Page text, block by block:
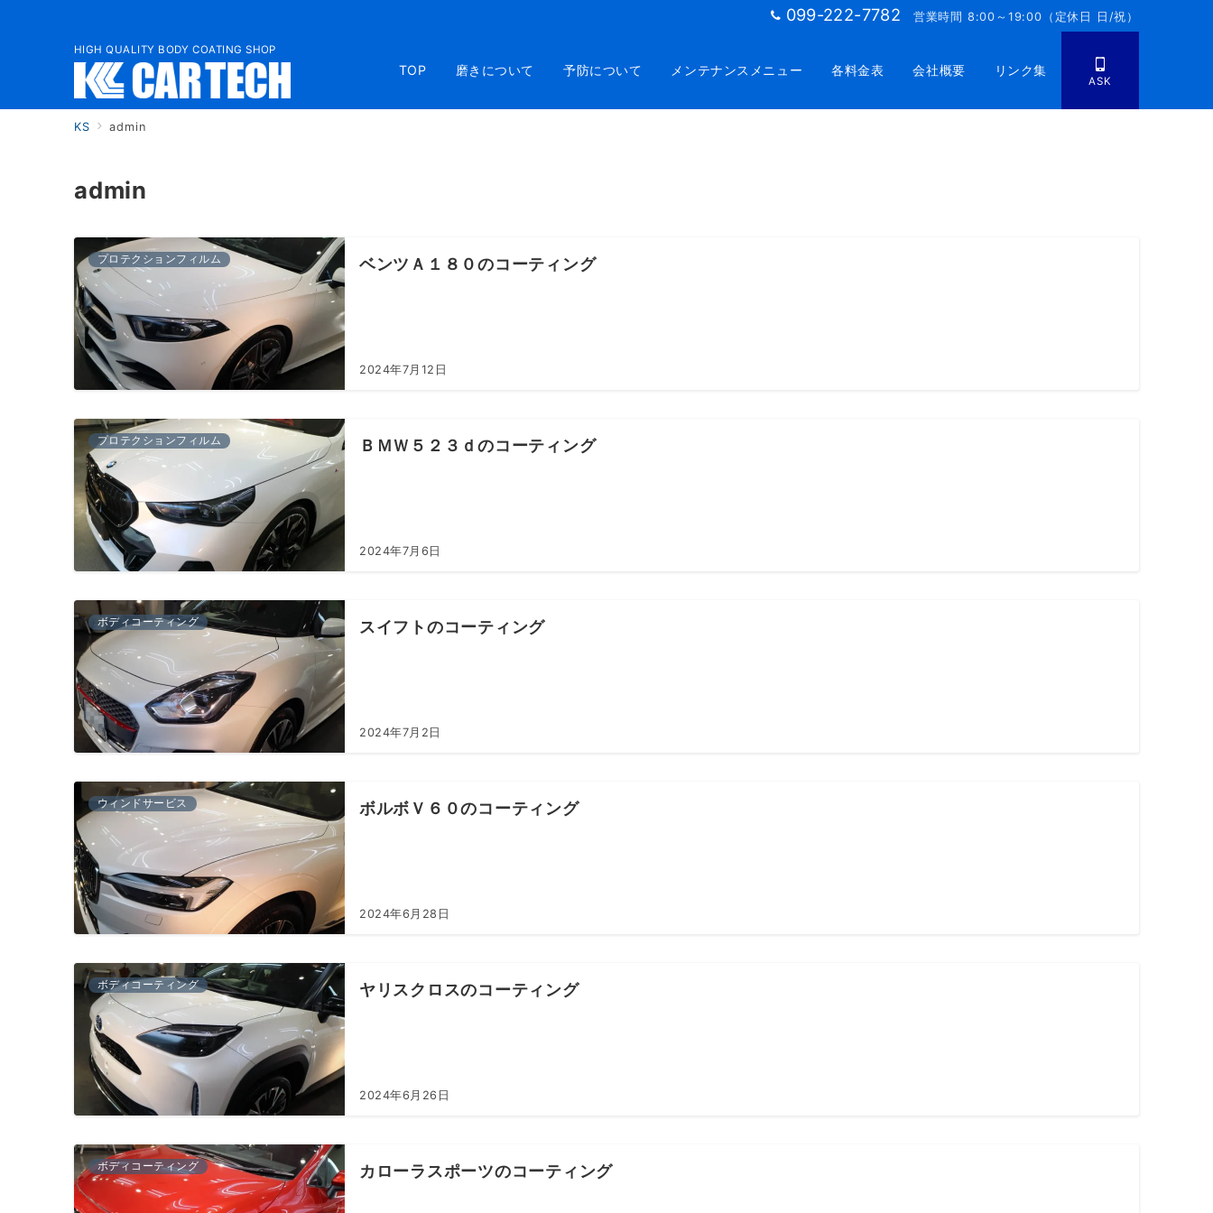
099-222-7782 営業時間 8:00～19:00（定休日 日/祝）
HIGH QUALITY BODY COATING SHOP
TOP 磨きについて 予防について メンテナンスメニュー 各料金表 会社概要 リンク集
ASK
KS admin
admin
プロテクションフィルム ベンツＡ１８０のコーティング
2024年7月12日
プロテクションフィルム ＢＭＷ５２３ｄのコーティング
2024年7月6日
ボディコーティング スイフトのコーティング
2024年7月2日
ウィンドサービス ボルボＶ６０のコーティング
2024年6月28日
ボディコーティング ヤリスクロスのコーティング
2024年6月26日
ボディコーティング カローラスポーツのコーティング